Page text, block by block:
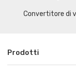
Convertitore di
Prodotti